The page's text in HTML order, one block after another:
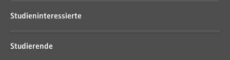
Studieninteressierte
Studierende